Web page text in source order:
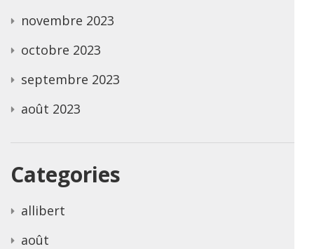
novembre 2023
octobre 2023
septembre 2023
août 2023
Categories
allibert
août